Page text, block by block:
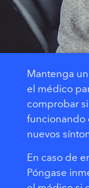
Mantenga
el médico
comprobar
funcionando
nuevos
En caso de
Póngase